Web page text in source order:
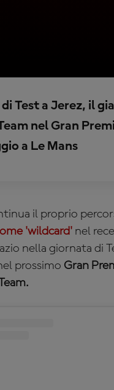
Test a Jerez, il
nel Gran
a Le Mans
il proprio
'wildcard' nel
nella giornata di
prossimo Gran